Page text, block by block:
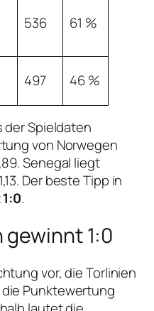
536 61 %
497 46 %
der Spieldaten
von Norwegen
Senegal liegt
Der beste Tipp in
1:0.
gewinnt 1:0
vor, die Torlinien
Punktewertung